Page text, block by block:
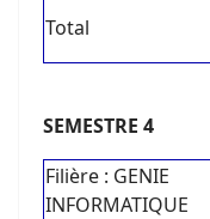
Total
SEMESTRE 4
Filière : GENIE
INFORMATIQUE